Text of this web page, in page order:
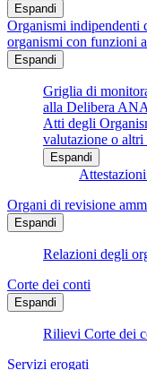
Espandi
Organismi indipendenti
organismi con funzioni
Espandi
Griglia di
alla Delibera
Atti degli
valutazione o
Espandi
Organi di revisione
Espandi
Relazioni degli
Corte dei conti
Espandi
Rilievi Corte dei
Servizi erogati